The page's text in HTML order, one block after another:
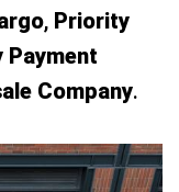
, Priority
Payment
Company.